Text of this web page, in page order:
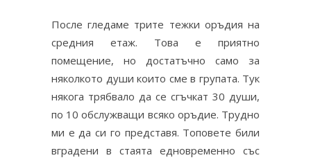
После гледаме трите тежки оръдия на
средния етаж. Това е приятно
помещение, но достатъчно само за
няколкото души които сме в групата. Тук
някога трябвало да се сгъчкат 30 души,
по 10 обслужващи всяко оръдие. Трудно
ми е да си го представя. Топовете били
вградени в стаята едновременно със